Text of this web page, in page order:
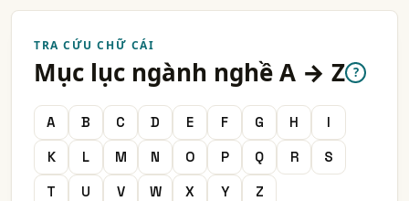
TRA CỨU CHỮ CÁI
Mục lục ngành nghề A → Z ?
A B C D E F G H
I
K
L M N O P Q R
S
T
U V W X Y Z